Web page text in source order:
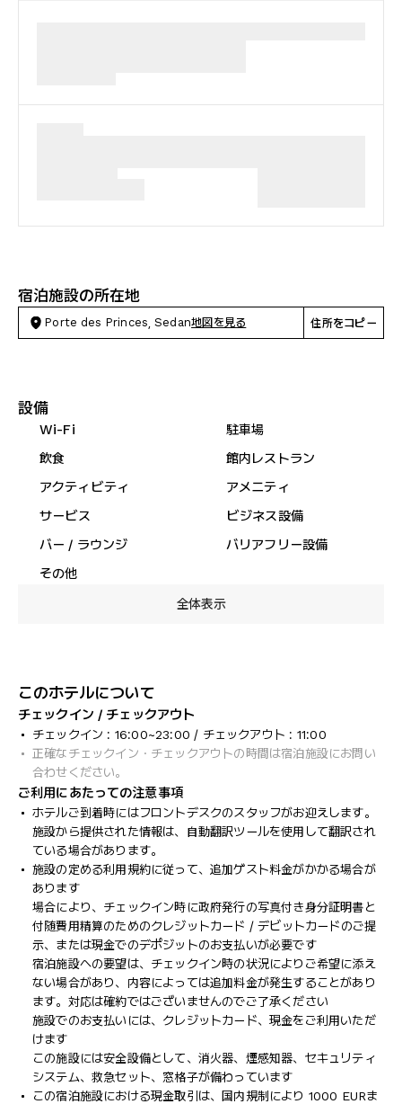
宿泊施設の所在地
Porte des Princes, Sedan地図を見る 住所をコピー
設備
Wi-Fi
駐車場
飲食
館内レストラン
アクティビティ
アメニティ
サービス
ビジネス設備
バー / ラウンジ
バリアフリー設備
その他
全体表示
このホテルについて
チェックイン / チェックアウト
チェックイン : 16:00~23:00 / チェックアウト : 11:00
正確なチェックイン・チェックアウトの時間は宿泊施設にお問い
合わせください。
ご利用にあたっての注意事項
ホテルご到着時にはフロントデスクのスタッフがお迎えします。
施設から提供された情報は、自動翻訳ツールを使用して翻訳され
ている場合があります。
施設の定める利用規約に従って、追加ゲスト料金がかかる場合が
あります
場合により、チェックイン時に政府発行の写真付き身分証明書と
付随費用精算のためのクレジットカード / デビットカードのご提
示、または現金でのデポジットのお支払いが必要です
宿泊施設への要望は、チェックイン時の状況によりご希望に添え
ない場合があり、内容によっては追加料金が発生することがあり
ます。対応は確約ではございませんのでご了承ください
施設でのお支払いには、クレジットカード、現金をご利用いただ
けます
この施設には安全設備として、消火器、煙感知器、セキュリティ
システム、救急セット、窓格子が備わっています
この宿泊施設における現金取引は、国内規制により 1000 EURま